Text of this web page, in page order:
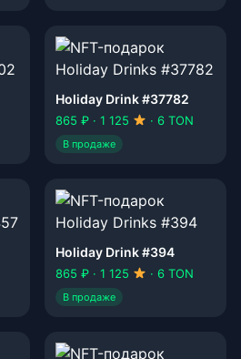
Holiday Drink #37782
865 ₽ · 1 125 · 6 TON
В продаже
Holiday Drink #394
865 ₽ · 1 125 · 6 TON
В продаже